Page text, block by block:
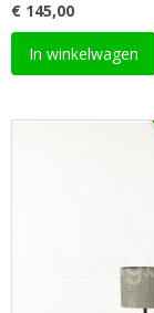
€ 145,00
In winkelwagen